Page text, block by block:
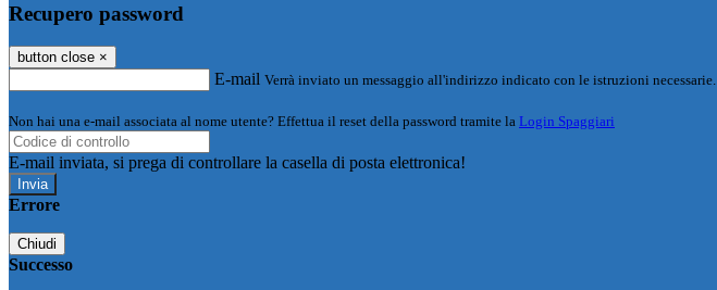
Recupero password
button close ×
E-mail Verrà inviato un messaggio all'indirizzo indicato con le istruzioni necessarie.
Non hai una e-mail associata al nome utente? Effettua il reset della password tramite la Login Spaggiari
E-mail inviata, si prega di controllare la casella di posta elettronica!
Errore
Chiudi
Successo